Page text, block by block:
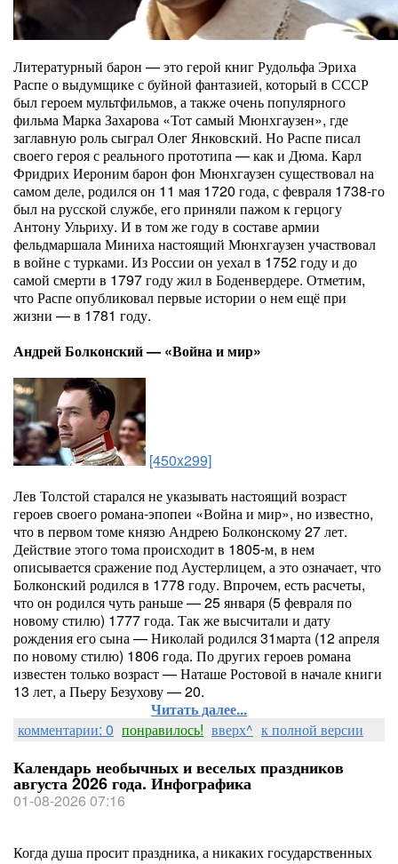
Литературный барон — это герой книг Рудольфа Эриха
Распе о выдумщике с буйной фантазией, который в СССР
был героем мультфильмов, а также очень популярного
фильма Марка Захарова «Тот самый Мюнхгаузен», где
заглавную роль сыграл Олег Янковский. Но Распе писал
своего героя с реального прототипа — как и Дюма. Карл
Фридрих Иероним барон фон Мюнхгаузен существовал на
самом деле, родился он 11 мая 1720 года, с февраля 1738-го
был на русской службе, его приняли пажом к герцогу
Антону Ульриху. И в том же году в составе армии
фельдмаршала Миниха настоящий Мюнхгаузен участвовал
в войне с турками. Из России он уехал в 1752 году и до
самой смерти в 1797 году жил в Боденвердере. Отметим,
что Распе опубликовал первые истории о нем ещё при
жизни — в 1781 году.
Андрей Болконский — «Война и мир»
[450x299]
Лев Толстой старался не указывать настоящий возраст
героев своего романа-эпопеи «Война и мир», но известно,
что в первом томе князю Андрею Болконскому 27 лет.
Действие этого тома происходит в 1805-м, в нем
описывается сражение под Аустерлицем, а это означает, что
Болконский родился в 1778 году. Впрочем, есть расчеты,
что он родился чуть раньше — 25 января (5 февраля по
новому стилю) 1777 года. Так же высчитали и дату
рождения его сына — Николай родился 31марта (12 апреля
по новому стилю) 1806 года. По других героев романа
известен только возраст — Наташе Ростовой в начале книги
13 лет, а Пьеру Безухову — 20.
Читать далее...
комментарии: 0 понравилось! вверх^ к полной версии
Календарь необычных и веселых праздников
августа 2026 года. Инфографика
01-08-2026 07:16
Когда душа просит праздника, а никаких государственных